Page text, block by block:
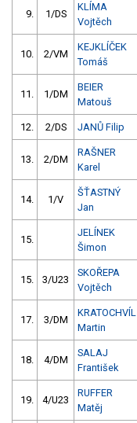
9. 1/DS
KLÍMA
Vojtěch
10. 2/VM
KEJKLÍČEK
Tomáš
11. 1/DM
BEIER
Matouš
12. 2/DS JANŮ Filip
13. 2/DM
RAŠNER
Karel
14. 1/V
ŠŤASTNÝ
Jan
15.
JELÍNEK
Šimon
15. 3/U23
SKOŘEPA
Vojtěch
17. 3/DM
KRATOCHVÍL
Martin
18. 4/DM
SALAJ
František
19. 4/U23
RUFFER
Matěj